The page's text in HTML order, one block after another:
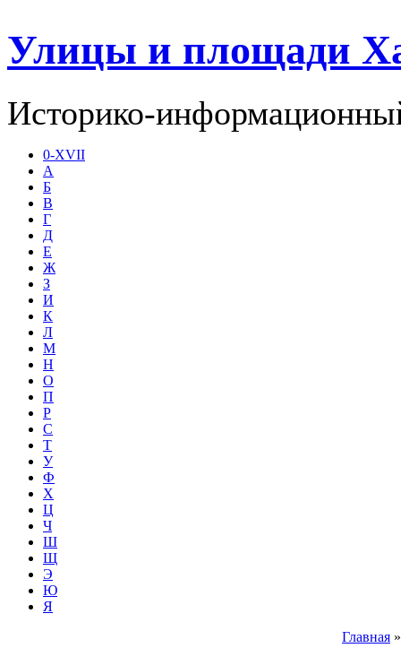
Улицы и площади
Историко-
0-XVII
А
Б
В
Г
Д
Е
Ж
З
И
К
Л
М
Н
О
П
Р
С
Т
У
Ф
Х
Ц
Ч
Ш
Щ
Э
Ю
Я
Главная